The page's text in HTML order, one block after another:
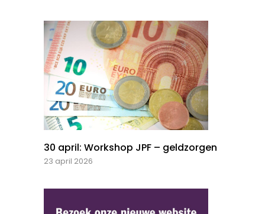
30 april: Workshop JPF – geldzorgen
23 april 2026